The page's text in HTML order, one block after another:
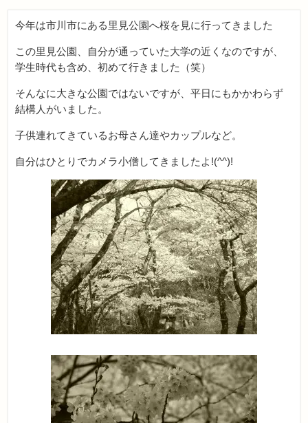
今年は市川市にある里見公園へ桜を見に行ってきました
この里見公園、自分が通っていた大学の近くなのですが、
学生時代も含め、初めて行きました（笑）
そんなに大きな公園ではないですが、平日にもかかわらず
結構人がいました。
子供連れてきているお母さん達やカップルなど。
自分はひとりでカメラ小僧してきましたよ!(^^)!